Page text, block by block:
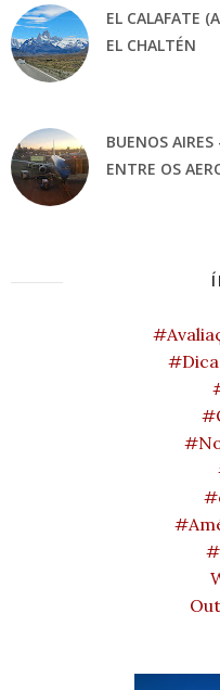
EL CALAFATE
EL CHALTÉN
BUENOS
ENTRE OS